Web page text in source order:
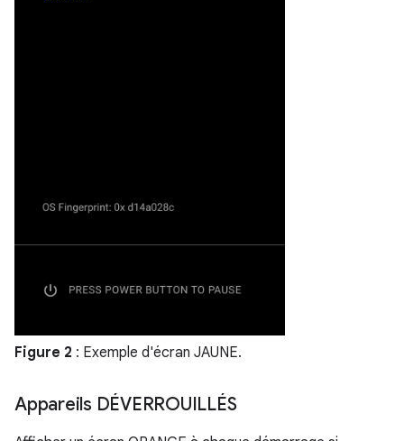
Figure 2 : Exemple d'écran JAUNE.
Appareils DÉVERROUILLÉS